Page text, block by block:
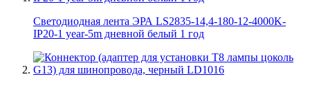
Светодиодная лента ЭРА LS2835-14,4-180-12-4000K-
IP20-1 year-5m дневной белый 1 год